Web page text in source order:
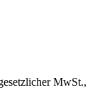
MwSt.,